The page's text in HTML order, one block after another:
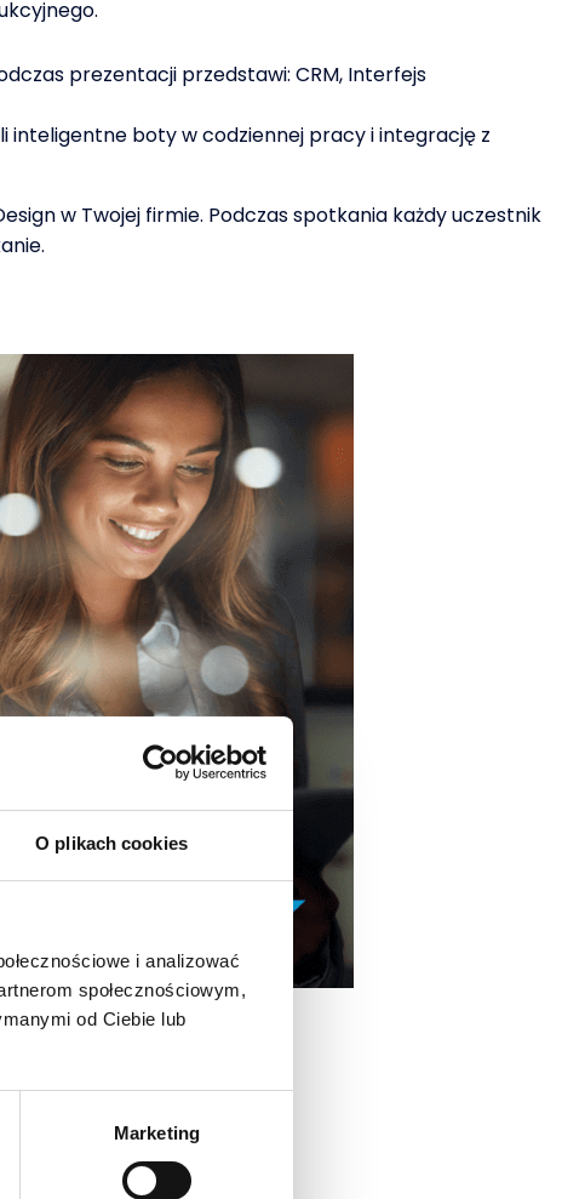
O plikach cookies
i analizować
społecznościowym,
od Ciebie lub
Marketing
prezentacji przedstawi: CRM, Interfejs
inteligentne boty w codziennej pracy i integrację z
w Twojej firmie. Podczas spotkania każdy uczestnik